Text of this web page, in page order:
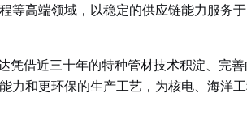
等高端领域，以稳定的供应链能力服务
借近三十年的特种管材技术积淀、完
力和更环保的生产工艺，为核电、海洋